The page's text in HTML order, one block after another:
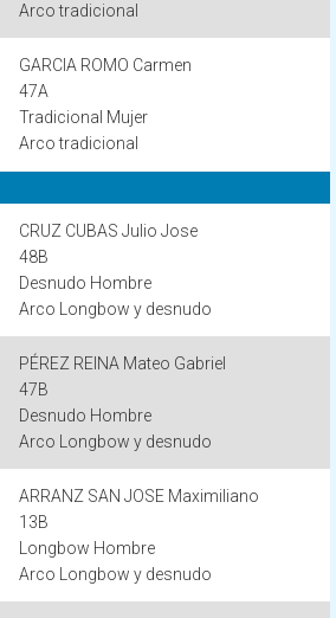
Arco tradicional
GARCIA ROMO Carmen
47A
Tradicional Mujer
Arco tradicional
CRUZ CUBAS Julio Jose
48B
Desnudo Hombre
Arco Longbow y desnudo
PÉREZ REINA Mateo Gabriel
47B
Desnudo Hombre
Arco Longbow y desnudo
ARRANZ SAN JOSE Maximiliano
13B
Longbow Hombre
Arco Longbow y desnudo